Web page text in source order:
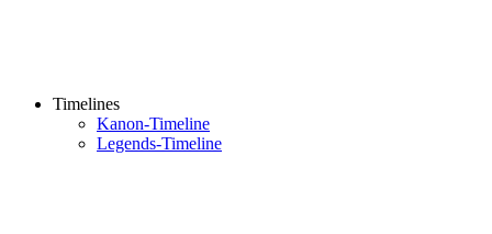
Timelines
Kanon-Timeline
Legends-Timeline